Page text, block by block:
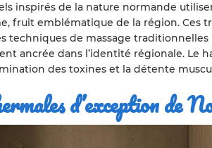
inspirés de la nature normande
fruit emblématique de la région. Ces
techniques de massage
ancrée dans l’identité régionale. Le
des toxines et la détente
d’exception de